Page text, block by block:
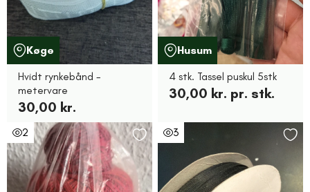
Køge
Hvidt rynkebånd -
metervare
30,00 kr.
Husum
4 stk. Tassel puskul 5stk
30,00 kr. pr. stk.
2 3